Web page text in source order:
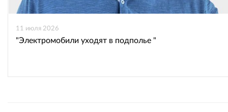
11 июля 2026
"Электромобили уходят в подполье "